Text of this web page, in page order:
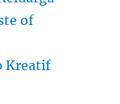
of
Kreatif